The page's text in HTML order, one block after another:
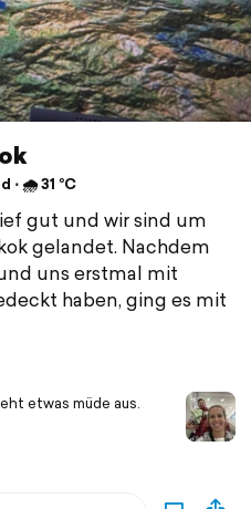
⋅ 🌧 31 °C
gut und wir sind um
gelandet. Nachdem
uns erstmal mit
haben, ging es mit
etwas müde aus.